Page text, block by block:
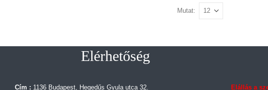
Mutat:
Elérhetőség
Cím : 1136 Budapest, Hegedűs Gyula utca 32. Elállás a